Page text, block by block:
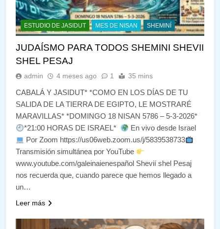
ESTUDIO DE JASIDUT MES DE NISAN SHEMINÍ
JUDAÍSMO PARA TODOS SHEMINI SHEVII
SHEL PESAJ
admin 4 meses ago 1 35 mins
CABALÁ Y JASIDUT* *COMO EN LOS DÍAS DE TU
SALIDA DE LA TIERRA DE EGIPTO, LE MOSTRARÉ
MARAVILLAS* *DOMINGO 18 NISAN 5786 – 5-3-2026*
*21:00 HORAS DE ISRAEL*
En vivo desde Israel
Por Zoom https://us06web.zoom.us/j/5839538733
Transmisión simultánea por YouTube
www.youtube.com/galeinaienespañol Shevií shel Pesaj
nos recuerda que, cuando parece que hemos llegado a
un…
Leer más